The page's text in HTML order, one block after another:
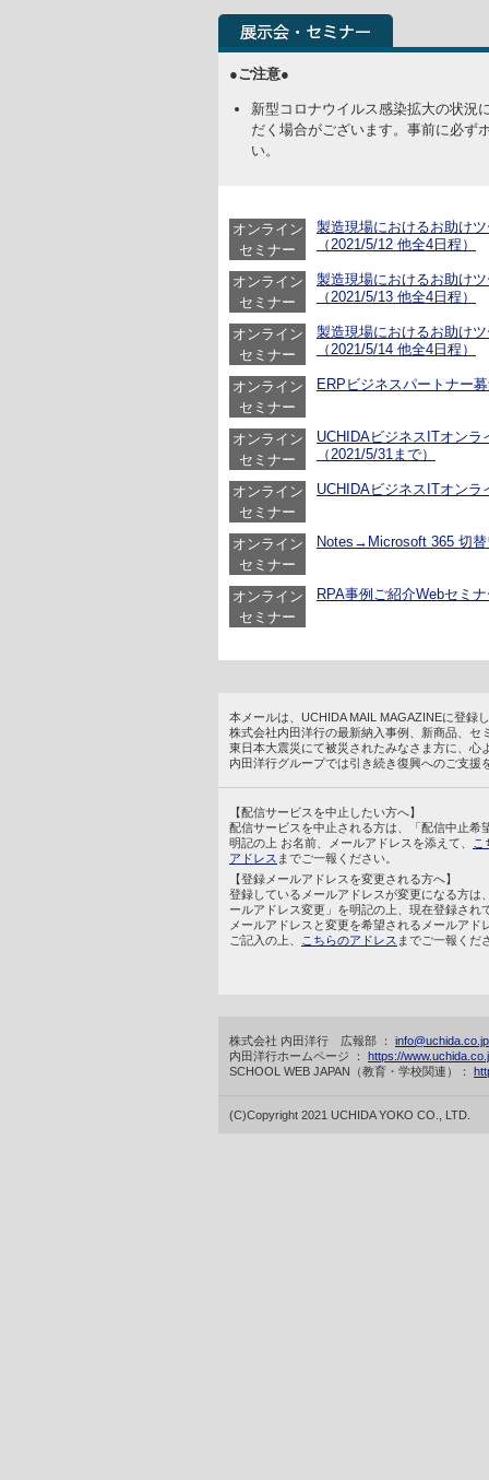
●ご注意●
新型コロナウイルス感染拡大の状況
だく場合がございます。事前に必ず
い。
オンライン
セミナー
製造現場におけるお助け
（2021/5/12 他全4日程）
オンライン
セミナー
製造現場におけるお助け
（2021/5/13 他全4日程）
オンライン
セミナー
製造現場におけるお助け
（2021/5/14 他全4日程）
オンライン
セミナー
ERPビジネスパートナー
オンライン
セミナー
UCHIDAビジネスITオン
（2021/5/31まで）
オンライン
セミナー
UCHIDAビジネスITオン
オンライン
セミナー
Notes→Microsoft 365 切
オンライン
セミナー
RPA事例ご紹介Webセミ
本メールは、UCHIDA MAIL MAGAZINEに登録
株式会社内田洋行の最新納入事例、新商品、
東日本大震災にて被災されたみなさま方に、心
内田洋行グループでは引き続き復興へのご支援
【配信サービスを中止したい方へ】
配信サービスを中止される方は、「配信中止希
明記の上 お名前、メールアドレスを添えて、
こ
アドレス までご一報ください。
【登録メールアドレスを変更される方へ】
登録しているメールアドレスが変更になる方は
ールアドレス変更」を明記の上、現在登録され
メールアドレスと変更を希望されるメールアド
ご記入の上、
こちらのアドレス までご一報くだ
株式会社 内田洋行 広報部 ： info@uchida.co.jp
内田洋行ホームページ ： https://
SCHOOL WEB JAPAN（教育・学校関連）：
(C)Copyright 2021 UCHIDA YOKO CO., LTD.